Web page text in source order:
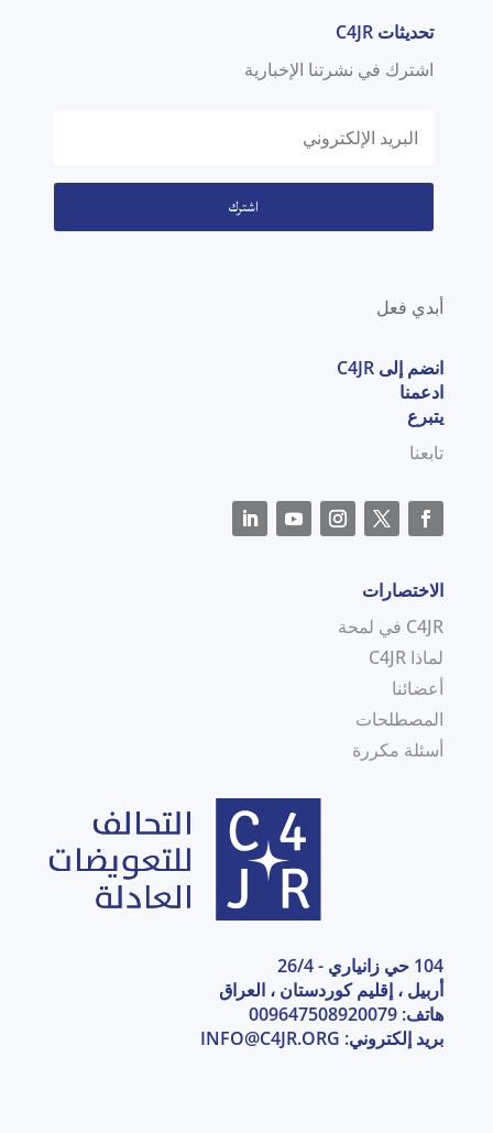
تحديثات C4JR
اشترك في نشرتنا الإخبارية
اشترك
أبدي فعل
انضم إلى C4JR
ادعمنا
يتبرع
تابعنا
الاختصارات
C4JR في لمحة
لماذا C4JR
أعضائنا
المصطلحات
أسئلة مكررة
104 حي زانياري - 26/4
أربيل ، إقليم كوردستان ، العراق
هاتف: 009647508920079
بريد إلكتروني: INFO@C4JR.ORG